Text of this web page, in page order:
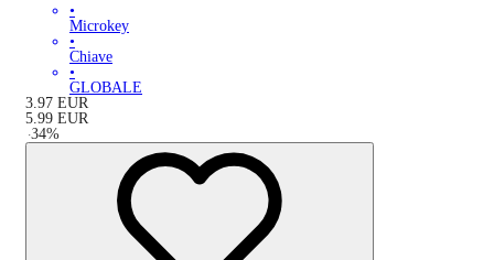
•
Microkey
•
Chiave
•
GLOBALE
3.97 EUR
5.99 EUR
-34%